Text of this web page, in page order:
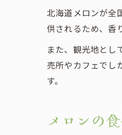
北海道メロンが全
供されるため、香
また、観光地とし
売所やカフェでし
す。
メロンの